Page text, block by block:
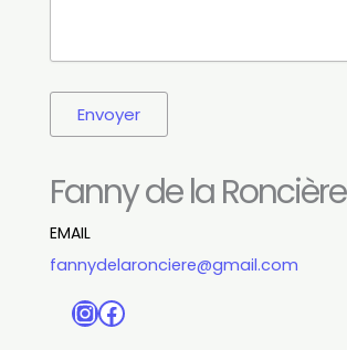
Fanny de la Roncière
EMAIL
fannydelaronciere@gmail.com
Instagram
Facebook
Envoyer